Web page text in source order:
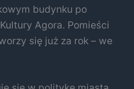
budynku po
Agora. Pomieści
się już za rok – we